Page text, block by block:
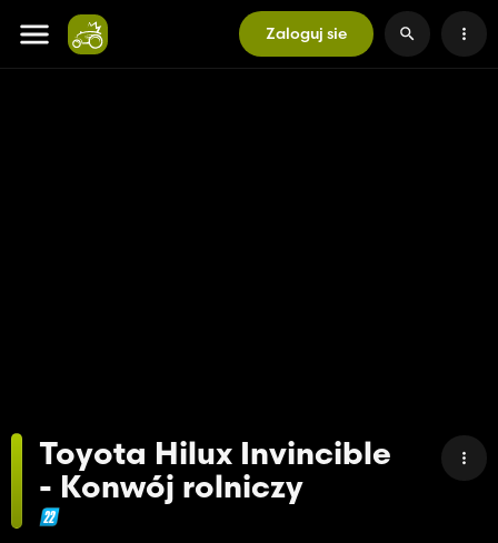
Zaloguj sie
Toyota Hilux Invincible
- Konwój rolniczy